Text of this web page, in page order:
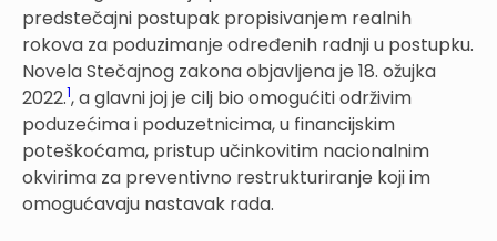
predstečajni postupak propisivanjem realnih
rokova za poduzimanje određe­nih radnji u postupku.
Novela Stečajnog zakona objavljena je 18. ožujka
2022.1, a glavni joj je cilj bio omogućiti održivim
poduzećima i poduzetnicima, u financijskim
poteškoćama, pristup učinkovitim nacionalnim
okvirima za preventivno restrukturiranje koji im
omogućavaju nastavak rada.